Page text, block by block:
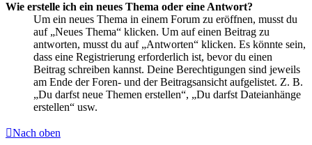
Wie erstelle ich ein neues Thema oder eine Antwort?
Um ein neues Thema in einem Forum zu eröffnen, musst du
auf „Neues Thema“ klicken. Um auf einen Beitrag zu
antworten, musst du auf „Antworten“ klicken. Es könnte sein,
dass eine Registrierung erforderlich ist, bevor du einen
Beitrag schreiben kannst. Deine Berechtigungen sind jeweils
am Ende der Foren- und der Beitragsansicht aufgelistet. Z. B.
„Du darfst neue Themen erstellen“, „Du darfst Dateianhänge
erstellen“ usw.
Nach oben